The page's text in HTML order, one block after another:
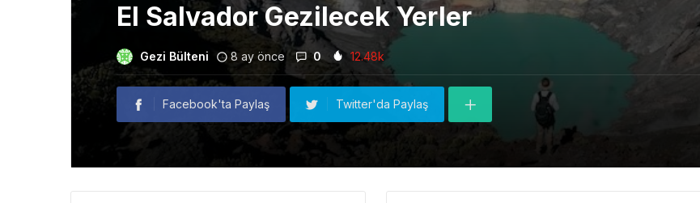
El Salvador Gezilecek Yerler
Gezi Bülteni 8 ay önce 0 12.48k
Facebook'ta Paylaş Twitter'da Paylaş